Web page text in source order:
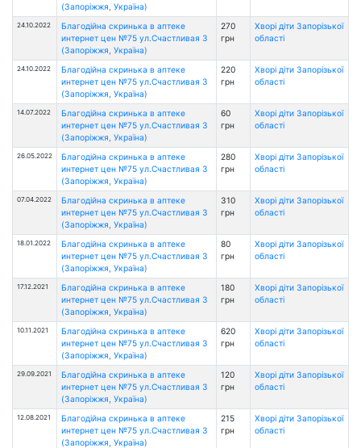
(Запоріжжя, Україна)
24.10.2022
Благодійна скринька в аптеке
интернет цен №75 ул.Счастливая 3
(Запоріжжя, Україна)
270
грн
Хворі діти Запорізької
області
24.10.2022
Благодійна скринька в аптеке
интернет цен №75 ул.Счастливая 3
(Запоріжжя, Україна)
220
грн
Хворі діти Запорізької
області
14.07.2022
Благодійна скринька в аптеке
интернет цен №75 ул.Счастливая 3
(Запоріжжя, Україна)
60
грн
Хворі діти Запорізької
області
26.05.2022
Благодійна скринька в аптеке
интернет цен №75 ул.Счастливая 3
(Запоріжжя, Україна)
280
грн
Хворі діти Запорізької
області
07.04.2022
Благодійна скринька в аптеке
интернет цен №75 ул.Счастливая 3
(Запоріжжя, Україна)
310
грн
Хворі діти Запорізької
області
18.01.2022
Благодійна скринька в аптеке
интернет цен №75 ул.Счастливая 3
(Запоріжжя, Україна)
80
грн
Хворі діти Запорізької
області
17.12.2021
Благодійна скринька в аптеке
интернет цен №75 ул.Счастливая 3
(Запоріжжя, Україна)
180
грн
Хворі діти Запорізької
області
10.11.2021
Благодійна скринька в аптеке
интернет цен №75 ул.Счастливая 3
(Запоріжжя, Україна)
620
грн
Хворі діти Запорізької
області
29.09.2021
Благодійна скринька в аптеке
интернет цен №75 ул.Счастливая 3
(Запоріжжя, Україна)
120
грн
Хворі діти Запорізької
області
12.08.2021
Благодійна скринька в аптеке
интернет цен №75 ул.Счастливая 3
(Запоріжжя, Україна)
215
грн
Хворі діти Запорізької
області